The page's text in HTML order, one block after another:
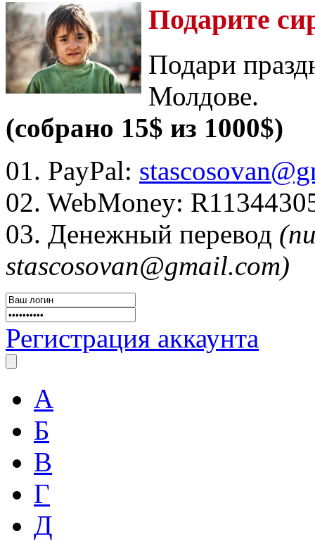
Подарите
Подари
Молдове.
(собрано 15$ из 1000$)
01. PayPal:
02. WebMoney:
03. Денежный перевод
stascosovan@gmail.com)
Регистрация аккаунта
А
Б
В
Г
Д